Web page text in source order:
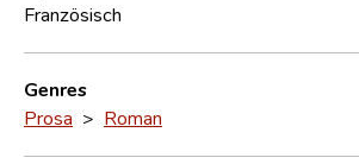
Französisch
Genres
Prosa > Roman